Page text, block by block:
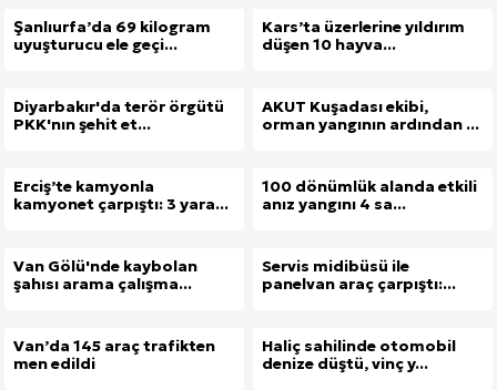
Şanlıurfa’da 69 kilogram
uyuşturucu ele geçi...
Kars’ta üzerlerine yıldırım
düşen 10 hayva...
Diyarbakır'da terör örgütü
PKK'nın şehit et...
AKUT Kuşadası ekibi,
orman yangının ardından ...
Erciş’te kamyonla
kamyonet çarpıştı: 3 yara...
100 dönümlük alanda etkili
anız yangını 4 sa...
Van Gölü'nde kaybolan
şahısı arama çalışma...
Servis midibüsü ile
panelvan araç çarpıştı:...
Van’da 145 araç trafikten
men edildi
Haliç sahilinde otomobil
denize düştü, vinç y...